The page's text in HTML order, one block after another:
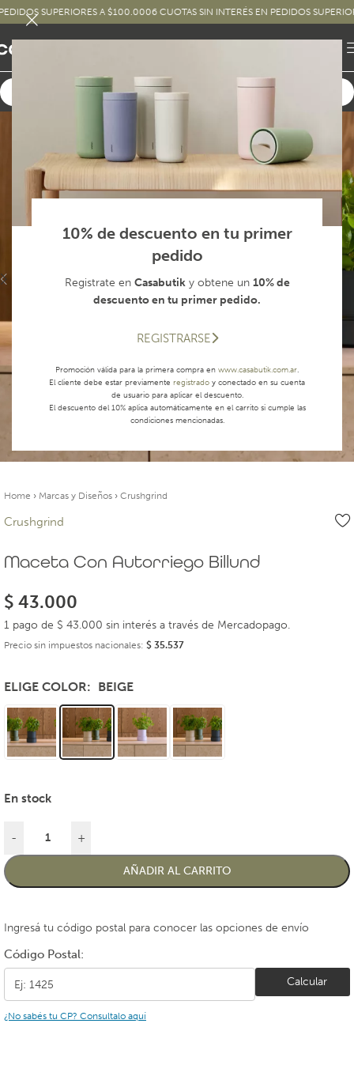
10% de descuento en tu primer
pedido
Registrate en Casabutiky obtene un 10% de
descuento en tu primer pedido.
REGISTRARSE
Promoción válida para la primera compra en www.casabutik.com.ar.
El cliente debe estar previamente registrado y conectado en su cuenta
de usuario para aplicar el descuento.
El descuento del 10% aplica automáticamente en el carrito si cumple las
condiciones mencionadas.
SUPERIORES A $100.0006 CUOTAS SIN INTERÉS EN PEDIDOS SUPERIORES
Home › Marcas y Diseños › Crushgrind
Crushgrind
Maceta Con Autorriego Billund
$ 43.000
1 pago de $ 43.000 sin interés a través de Mercadopago.
Precio sin impuestos nacionales: $ 35.537
ELIGE COLOR BEIGE
En stock
- +
AÑADIR AL CARRITO
Ingresá tu código postal para conocer las opciones de envío
Código Postal:
Calcular
¿No sabés tu CP? Consultalo aquí